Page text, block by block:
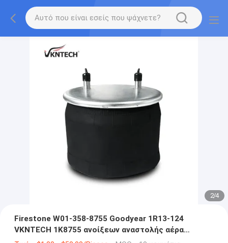
2/4
Firestone W01-358-8755 Goodyear 1R13-124
VKNTECH 1K8755 ανοίξεων αναστολής αέρα